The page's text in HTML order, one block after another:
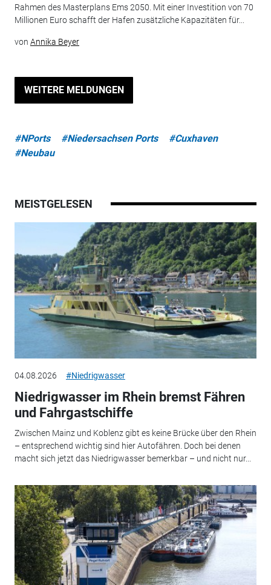
Rahmen des Masterplans Ems 2050. Mit einer Investition von 70
Millionen Euro schafft der Hafen zusätzliche Kapazitäten für...
von Annika Beyer
WEITERE MELDUNGEN
#NPorts #Niedersachsen Ports
#Cuxhaven
#Neubau
MEISTGELESEN
04.08.2026 #Niedrigwasser
Niedrigwasser im Rhein bremst Fähren
und Fahrgastschiffe
Zwischen Mainz und Koblenz gibt es keine Brücke über den Rhein
– entsprechend wichtig sind hier Autofähren. Doch bei denen
macht sich jetzt das Niedrigwasser bemerkbar – und nicht nur...